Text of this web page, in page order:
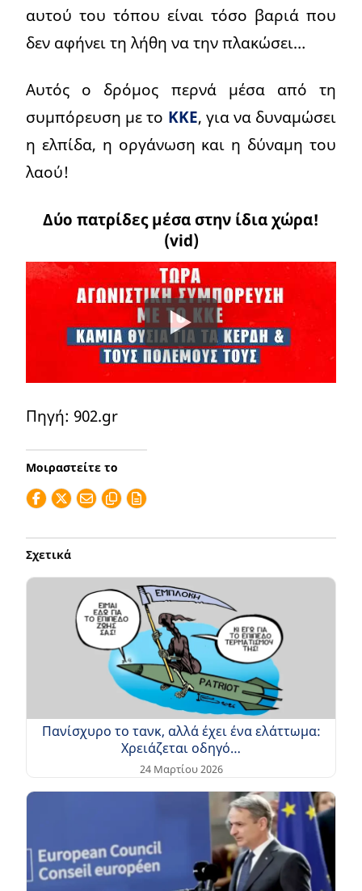
αυτού του τόπου είναι τόσο βαριά που
δεν αφήνει τη λήθη να την πλακώσει…
Αυτός ο δρόμος περνά μέσα από τη
συμπόρευση με το ΚΚΕ, για να δυναμώσει
η ελπίδα, η οργάνωση και η δύναμη του
λαού!
Δύο πατρίδες μέσα στην ίδια χώρα!
(vid)
Πηγή: 902.gr
Μοιραστείτε το
Σχετικά
Πανίσχυρο το τανκ, αλλά έχει ένα ελάττωμα:
Χρειάζεται οδηγό…
24 Μαρτίου 2026